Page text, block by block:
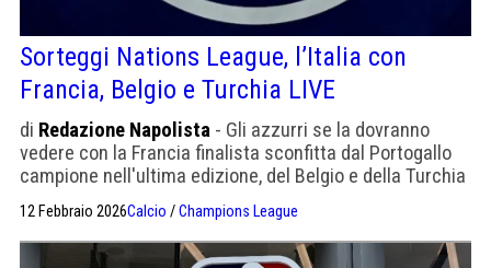
Sorteggi Nations League, l’Italia con
Francia, Belgio e Turchia LIVE
di Redazione Napolista - Gli azzurri se la dovranno
vedere con la Francia finalista sconfitta dal Portogallo
campione nell'ultima edizione, del Belgio e della Turchia
12 Febbraio 2026Calcio /Champions League